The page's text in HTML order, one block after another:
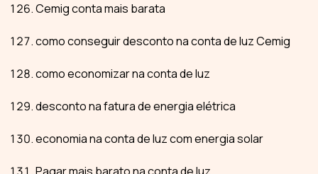
Cemig conta mais barata
como conseguir desconto na conta de luz Cemig
como economizar na conta de luz
desconto na fatura de energia elétrica
economia na conta de luz com energia solar